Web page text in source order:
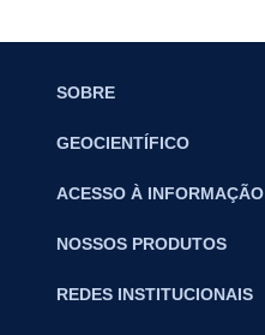
SOBRE
GEOCIENTÍFICO
ACESSO À INFORMAÇÃO
NOSSOS PRODUTOS
REDES INSTITUCIONAIS